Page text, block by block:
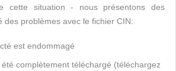
cette situation - nous présentons des
des problèmes avec le fichier CIN:
est endommagé
complètement téléchargé (téléchargez